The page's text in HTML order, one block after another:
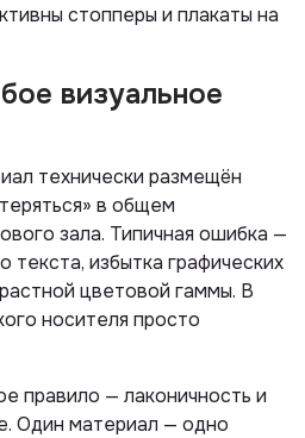
стопперы и плакаты на
визуальное
технически размещён
в общем
зала. Типичная ошибка —
текста, избытка графических
цветовой гаммы. В
носителя просто
правило — лаконичность и
Один материал — одно